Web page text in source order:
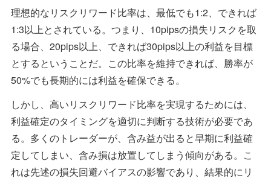
理想的なリスクリワード比率は、最低でも1:2、できれば
1:3以上とされている。つまり、10pipsの損失リスクを取
る場合、20pips以上、できれば30pips以上の利益を目標
とするということだ。この比率を維持できれば、勝率が
50%でも長期的には利益を確保できる。
しかし、高いリスクリワード比率を実現するためには、
利益確定のタイミングを適切に判断する技術が必要であ
る。多くのトレーダーが、含み益が出ると早期に利益確
定してしまい、含み損は放置してしまう傾向がある。こ
れは先述の損失回避バイアスの影響であり、結果的にリ